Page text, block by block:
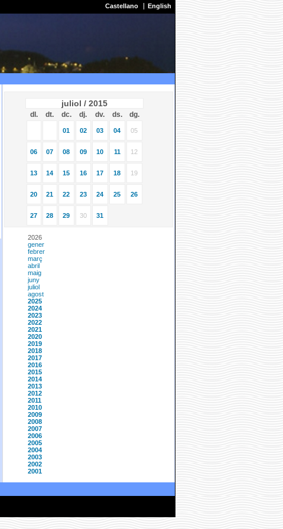
Castellano English
juliol / 2015
dl. dt. dc. dj. dv. ds. dg.
01 02 03 04 05
06 07 08 09 10 11 12
13 14 15 16 17 18 19
20 21 22 23 24 25 26
27 28 29 30 31
2026
gener
febrer
març
abril
maig
juny
juliol
agost
2025
2024
2023
2022
2021
2020
2019
2018
2017
2016
2015
2014
2013
2012
2011
2010
2009
2008
2007
2006
2005
2004
2003
2002
2001